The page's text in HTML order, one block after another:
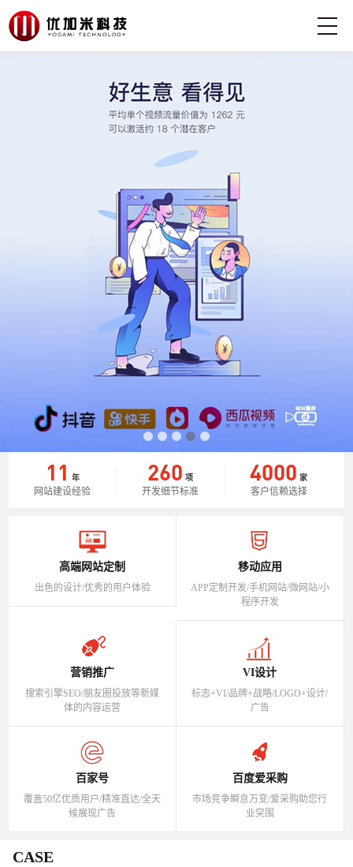
11 年
网站建设经验
260 项
开发细节标准
4000 家
客户信赖选择
高端网站定制
出色的设计/优秀的用户体验
移动应用
APP定制开发/手机网站/微网站/小
程序开发
营销推广
搜索引擎SEO/朋友圈投放等新媒
体的内容运营
VI设计
标志+VI/品牌+战略/LOGO+设计/
广告
百家号
覆盖50亿优质用户/精准直达/全天
候展现广告
百度爱采购
市场竞争瞬息万变/爱采购助您行
业突围
CASE